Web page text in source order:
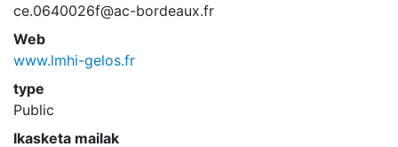
ce.0640026f@ac-bordeaux.fr
Web
www.lmhi-gelos.fr
type
Public
Ikasketa mailak